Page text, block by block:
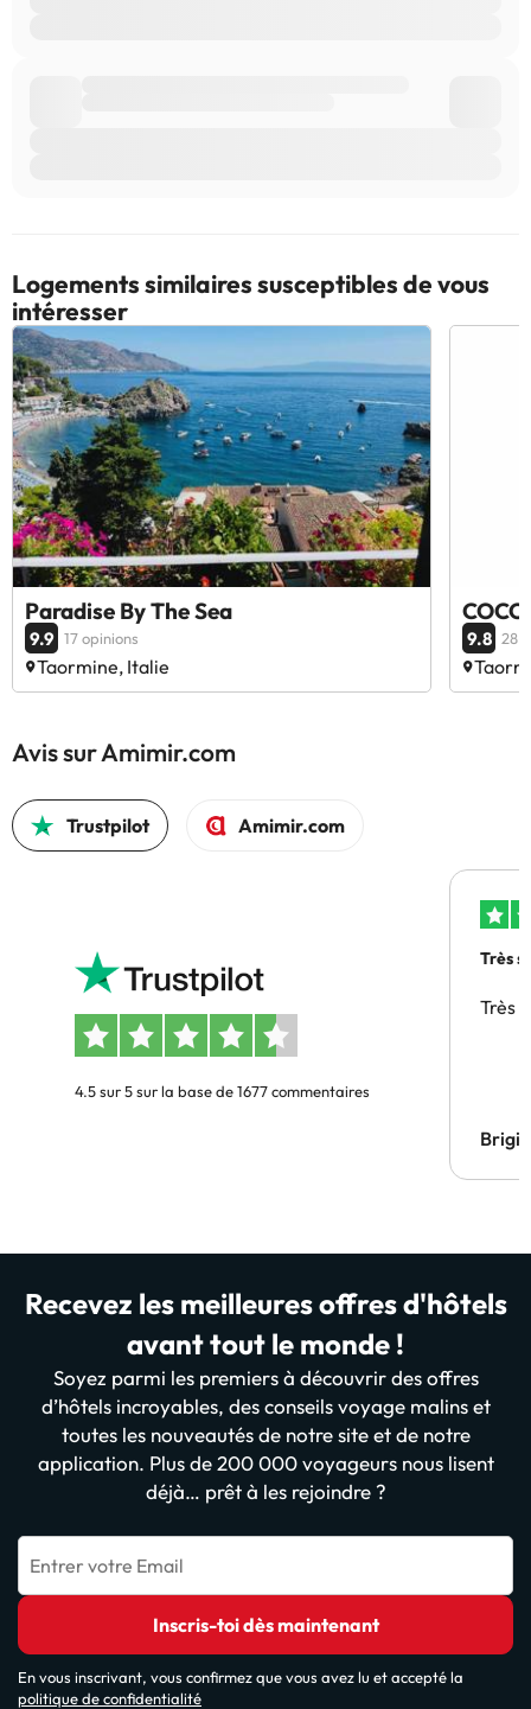
Logements similaires susceptibles de vous
intéresser
Paradise By The Sea
9.9 17 opinions
Taormine, Italie
9.8 28
Avis sur Amimir.com
Trustpilot Amimir.com
4.5 sur 5 sur la base de 1677 commentaires
Très
Très
Recevez les meilleures offres d'hôtels
avant tout le monde !
Soyez parmi les premiers à découvrir des offres
d’hôtels incroyables, des conseils voyage malins et
toutes les nouveautés de notre site et de notre
application. Plus de 200 000 voyageurs nous lisent
déjà… prêt à les rejoindre ?
Entrer votre Email
Inscris-toi dès maintenant
En vous inscrivant, vous confirmez que vous avez lu et accepté la
politique de confidentialité